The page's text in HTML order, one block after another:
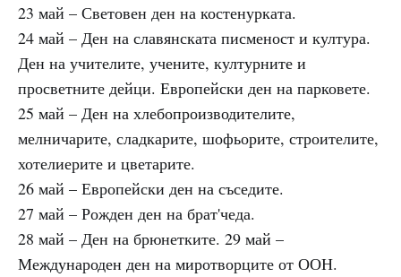
23 май – Световен ден на костенурката.
24 май – Ден на славянската писменост и култура.
Ден на учителите, учените, културните и
просветните дейци. Европейски ден на парковете.
25 май – Ден на хлебопроизводителите,
мелничарите, сладкарите, шофьорите, строителите,
хотелиерите и цветарите.
26 май – Европейски ден на съседите.
27 май – Рожден ден на брат'чеда.
28 май – Ден на брюнетките. 29 май –
Международен ден на миротворците от ООН.